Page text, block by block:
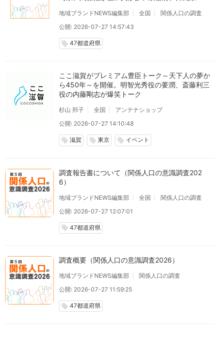
地域ブランドNEWS編集部 全国
関係人口の調査
公開: 2026-07-27 14:57:43
local_offer 47都道府県
ここ滋賀がプレミアム豊臣トーク～天下人の夢か
ら450年～を開催。明智光秀役の要潤、斎藤利三
役の内藤剛志が爆笑トーク
杉山 邦子 全国
アンテナショップ
公開: 2026-07-27 14:10:48
local_offer 滋賀 local_offer 東京 local_offer イベント
調査報告書について（関係人口の意識調査202
6）
地域ブランドNEWS編集部 全国
関係人口の調査
公開: 2026-07-27 12:07:01
local_offer 47都道府県
調査概要（関係人口の意識調査2026）
地域ブランドNEWS編集部
関係人口の調査
公開: 2026-07-27 11:59:25
local_offer 47都道府県